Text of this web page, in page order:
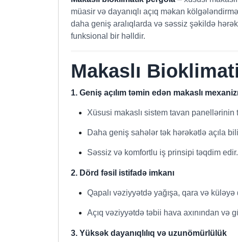
müasir və dayanıqlı açıq məkan
daha geniş aralıqlarda və səssiz şəkildə
funksional bir həlldir.
Makaslı
1. Geniş açılım təmin edən makaslı
Xüsusi makaslı sistem tavan panellərinin
Daha geniş sahələr tək hərəkətlə açıla
Səssiz və komfortlu iş prinsipi təqdim edir.
2. Dörd fəsil istifadə imkanı
Qapalı vəziyyətdə yağışa, qara və küləyə
Açıq vəziyyətdə təbii hava axınından və
3. Yüksək dayanıqlılıq və uzunömürlülük